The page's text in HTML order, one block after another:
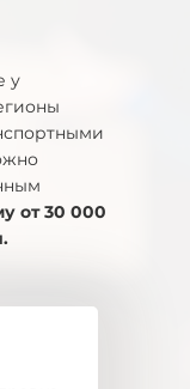
у
от 30 000